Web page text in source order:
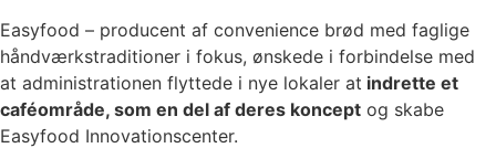
Easyfood – producent af convenience brød med faglige
håndværkstraditioner i fokus, ønskede i forbindelse med
at administrationen flyttede i nye lokaler at indrette et
caféområde, som en del af deres koncept og skabe
Easyfood Innovationscenter.